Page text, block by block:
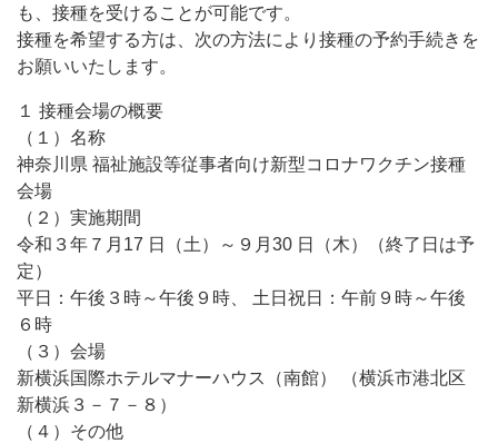
も、接種を受けることが可能です。
接種を希望する方は、次の方法により接種の予約手続きを
お願いいたします。
１ 接種会場の概要
（１）名称
神奈川県 福祉施設等従事者向け新型コロナワクチン接種
会場
（２）実施期間
令和３年７月17 日（土）～９月30 日（木）（終了日は予
定）
平日：午後３時～午後９時、 土日祝日：午前９時～午後
６時
（３）会場
新横浜国際ホテルマナーハウス（南館） （横浜市港北区
新横浜３－７－８）
（４）その他